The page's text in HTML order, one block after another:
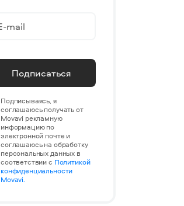
Подписаться
Подписываясь, я
соглашаюсь получать от
Movavi рекламную
информацию по
электронной почте и
соглашаюсь на обработку
персональных данных в
соответствии с Политикой
конфиденциальности
Movavi.